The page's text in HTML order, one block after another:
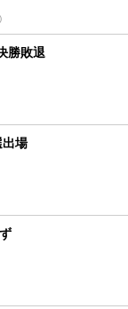
勝敗退
出場